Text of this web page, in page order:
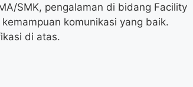
SMK, pengalaman di bidang Facility
komunikasi yang baik.
di atas.